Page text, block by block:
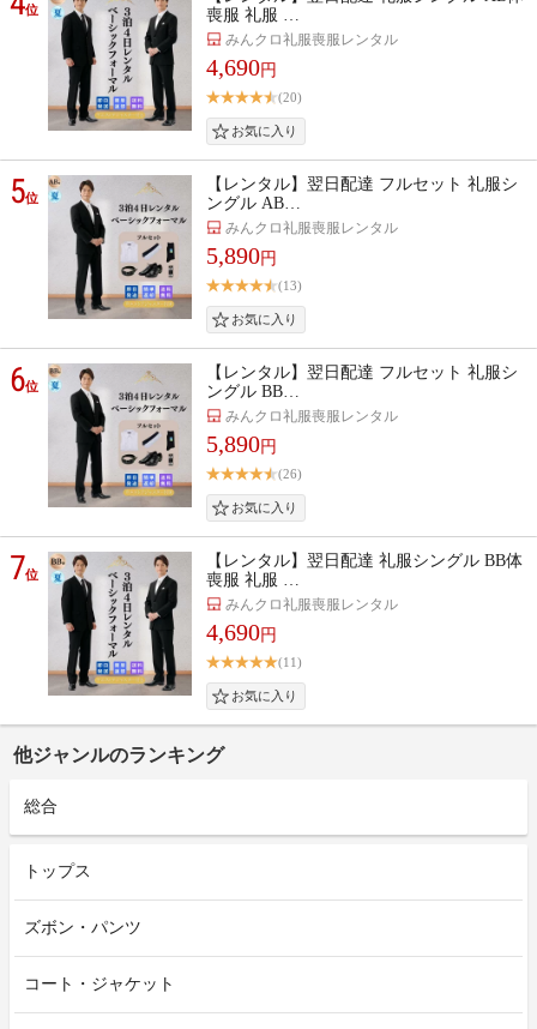
位
喪服 礼服 …
みんクロ礼服喪服レンタル
4,690円
(20)
5位
【レンタル】翌日配達 フルセット 礼服シ
ングル AB…
みんクロ礼服喪服レンタル
5,890円
(13)
6位
【レンタル】翌日配達 フルセット 礼服シ
ングル BB…
みんクロ礼服喪服レンタル
5,890円
(26)
7位
【レンタル】翌日配達 礼服シングル BB体
喪服 礼服 …
みんクロ礼服喪服レンタル
4,690円
(11)
他ジャンルのランキング
総合
トップス
ズボン・パンツ
コート・ジャケット